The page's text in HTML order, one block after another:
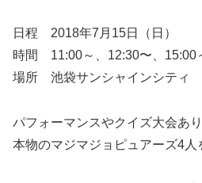
日程 2018年7月15日（日）
時間 11:00～、12:30〜、15:00
場所 池袋サンシャインシティ
パフォーマンスやクイズ大会あり
本物のマジマジョピュアーズ4人